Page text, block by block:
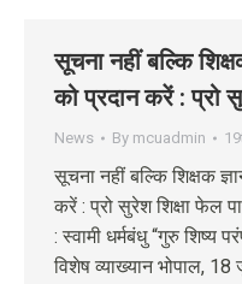
सूचना नहीं बल्कि
को प्रदान करें : प्रो
News By mcuadmin
सूचना नहीं बल्कि शिक्षक
करें : प्रो सुरेश शिक्षा फेल
: स्वामी धर्मबंधु “गुरु शिष्य
विशेष व्याख्यान भोपाल,